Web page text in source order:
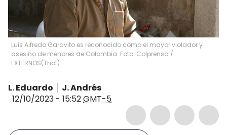
Luis Alfredo Garavito es reconocido como el mayor violador y
asesino de menores de Colombia. Foto: Colprensa /
EXTERNOS(Thot)
L. Eduardo
J. Andrés
12/10/2023 - 15:52GMT-5